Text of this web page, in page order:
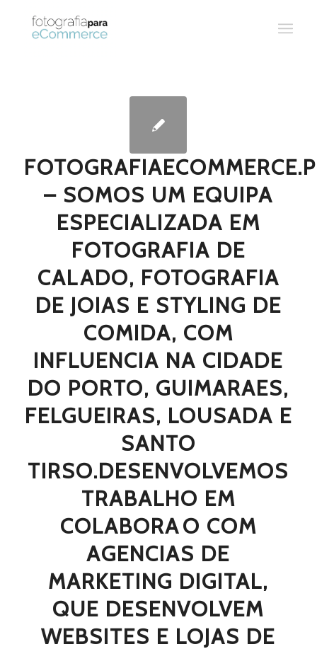
– SOMOS UM EQUIPA
ESPECIALIZADA EM
FOTOGRAFIA DE
CALADO, FOTOGRAFIA
DE JOIAS E STYLING DE
COMIDA, COM
INFLUENCIA NA CIDADE
DO PORTO, GUIMARAES,
FELGUEIRAS, LOUSADA E
SANTO
TIRSO.DESENVOLVEMOS
TRABALHO EM
COLABORAO COM
AGENCIAS DE
MARKETING DIGITAL,
QUE DESENVOLVEM
WEBSITES E LOJAS DE